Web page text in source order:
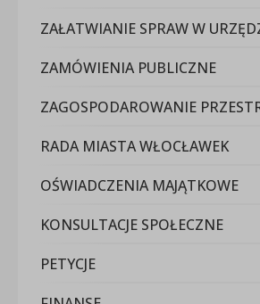
ZAŁATWIANIE SPRAW W
ZAMÓWIENIA PUBLICZNE
ZAGOSPODAROWANIE
RADA MIASTA WŁOCŁAWEK
OŚWIADCZENIA MAJĄTKOWE
KONSULTACJE SPOŁECZNE
PETYCJE